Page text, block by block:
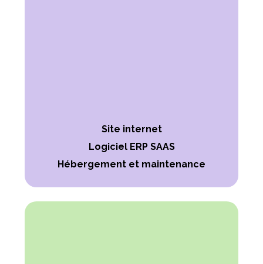
Site internet
Logiciel ERP SAAS
Hébergement et maintenance